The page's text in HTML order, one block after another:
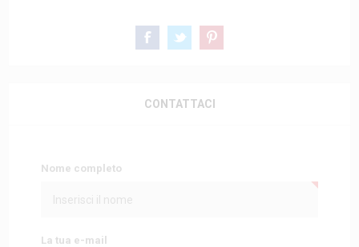
CONTATTACI
Nome completo
La tua e-mail